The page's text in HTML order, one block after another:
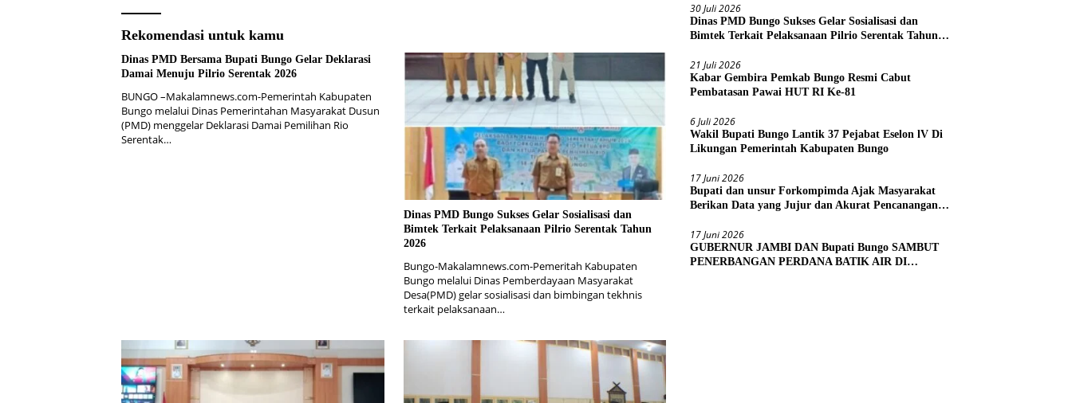
Rekomendasi untuk kamu
Dinas PMD Bersama Bupati Bungo Gelar Deklarasi
Damai Menuju Pilrio Serentak 2026
BUNGO –Makalamnews.com-Pemerintah Kabupaten
Bungo melalui Dinas Pemerintahan Masyarakat Dusun
(PMD) menggelar Deklarasi Damai Pemilihan Rio
Serentak…
Dinas PMD Bungo Sukses Gelar Sosialisasi dan
Bimtek Terkait Pelaksanaan Pilrio Serentak Tahun
2026
Bungo-Makalamnews.com-Pemeritah Kabupaten
Bungo melalui Dinas Pemberdayaan Masyarakat
Desa(PMD) gelar sosialisasi dan bimbingan tekhnis
terkait pelaksanaan…
30 Juli 2026
Dinas PMD Bungo Sukses Gelar Sosialisasi dan
Bimtek Terkait Pelaksanaan Pilrio Serentak Tahun
21 Juli 2026
Kabar Gembira Pemkab Bungo Resmi Cabut
Pembatasan Pawai HUT RI Ke-81
6 Juli 2026
Wakil Bupati Bungo Lantik 37 Pejabat Eselon lV Di
Likungan Pemerintah Kabupaten Bungo
17 Juni 2026
Bupati dan unsur Forkompimda Ajak Masyarakat
Berikan Data yang Jujur dan Akurat Pencanangan
17 Juni 2026
GUBERNUR JAMBI DAN Bupati Bungo SAMBUT
PENERBANGAN PERDANA BATIK AIR DI